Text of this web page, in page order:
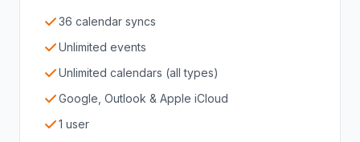
36 calendar syncs
Unlimited events
Unlimited calendars (all types)
Google, Outlook & Apple iCloud
1 user